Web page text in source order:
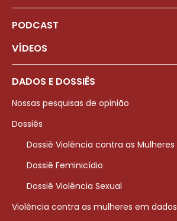
PODCAST
VÍDEOS
DADOS E DOSSIÊS
Nossas pesquisas de opinião
Dossiês
Dossiê Violência contra as Mulheres
Dossiê Feminicídio
Dossiê Violência Sexual
Violência contra as mulheres em dados